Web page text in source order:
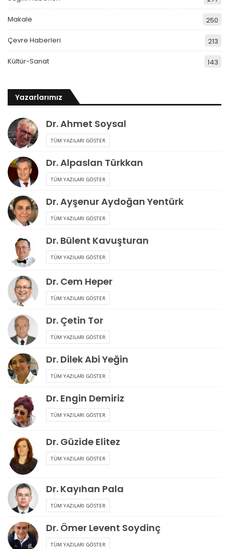
Makale 250
Çevre Haberleri 213
Kültür-Sanat 143
Yazarlarımız
Dr. Ahmet Soysal
TÜM YAZILARI GÖSTER
Dr. Alpaslan Türkkan
TÜM YAZILARI GÖSTER
Dr. Ayşenur Aydoğan Yentürk
TÜM YAZILARI GÖSTER
Dr. Bülent Kavuşturan
TÜM YAZILARI GÖSTER
Dr. Cem Heper
TÜM YAZILARI GÖSTER
Dr. Çetin Tor
TÜM YAZILARI GÖSTER
Dr. Dilek Abi Yeğin
TÜM YAZILARI GÖSTER
Dr. Engin Demiriz
TÜM YAZILARI GÖSTER
Dr. Güzide Elitez
TÜM YAZILARI GÖSTER
Dr. Kayıhan Pala
TÜM YAZILARI GÖSTER
Dr. Ömer Levent Soydinç
TÜM YAZILARI GÖSTER